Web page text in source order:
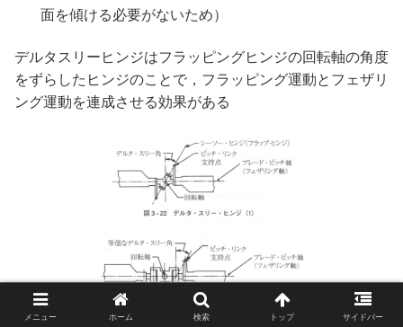
面を傾ける必要がないため）
デルタスリーヒンジはフラッピングヒンジの回転軸の角度
をずらしたヒンジのことで，フラッピング運動とフェザリ
ング運動を連成させる効果がある
メニュー ホーム 検索 トップ サイドバー